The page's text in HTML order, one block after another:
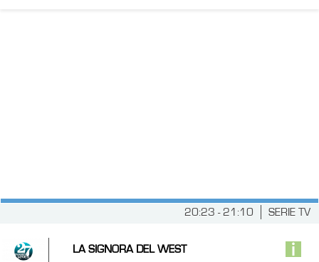
SERIE TV
20:23 - 21:10
LA SIGNORA DEL WEST